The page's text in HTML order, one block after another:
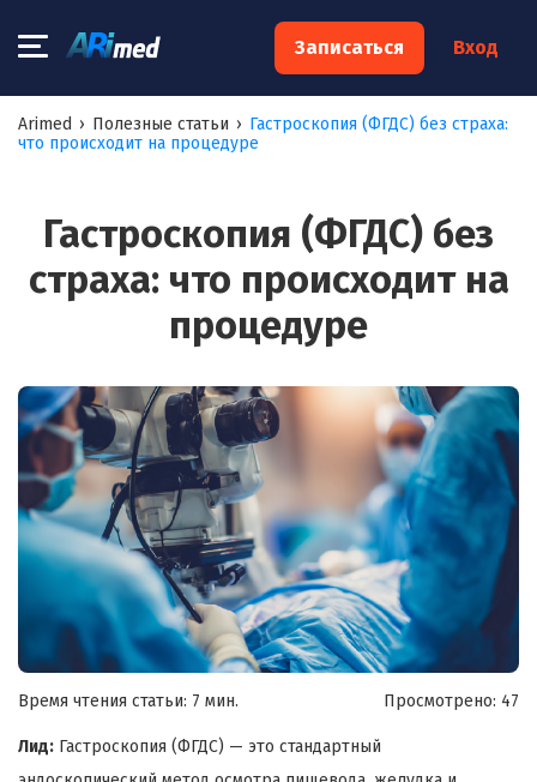
Записаться Вход
Arimed › Полезные статьи › Гастроскопия (ФГДС) без страха:
что происходит на процедуре
Гастроскопия (ФГДС) без
страха: что происходит на
процедуре
Время чтения статьи: 7 мин. Просмотрено: 47
Лид: Гастроскопия (ФГДС) — это стандартный
×
Запишитесь на консультацию к
специалисту
Ваш телефон:*
Я согласен наобработку моих персональных данных